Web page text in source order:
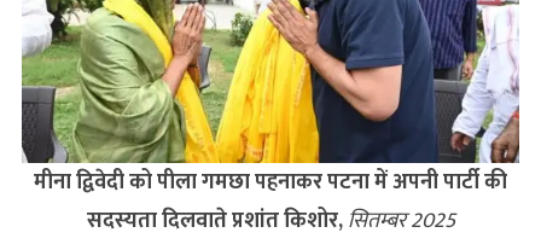
मीना द्विवेदी को पीला गमछा पहनाकर पटना में अपनी पार्टी की
सदस्यता दिलवाते प्रशांत किशोर,सितम्बर 2025